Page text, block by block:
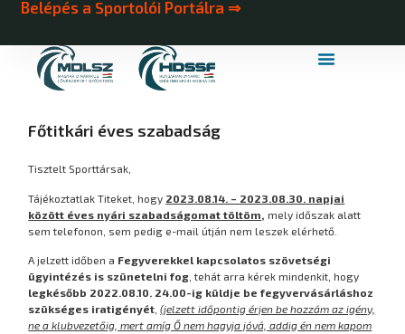
Belépés a Sportolói Portálra ⇒
Főtitkári éves szabadság
Tisztelt Sporttársak,
Tájékoztatlak Titeket, hogy 2023.08.14. – 2023.08.30. napjai
között éves nyári szabadságomat töltöm ,mely időszak alatt
sem telefonon, sem pedig e-mail útján nem leszek elérhető.
A jelzett időben a Fegyverekkel kapcsolatos szövetségi
ügyintézés is szünetelni fog , tehát arra kérek mindenkit, hogy
legkésőbb 2022.08.10. 24.00-ig küldje be fegyvervásárláshoz
szükséges iratigényét ,(jelzett időpontig érjen be hozzám az igény,
ne a klubvezetőig, mert amíg Ő nem hagyja jóvá, addig én nem kapom